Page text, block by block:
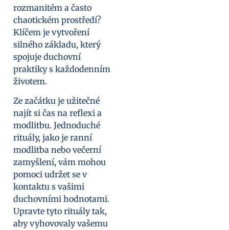
rozmanitém a často
chaotickém prostředí?
Klíčem je vytvoření
silného základu, který
spojuje duchovní
praktiky s každodenním
životem.
Ze začátku je užitečné
najít si čas na reflexi a
modlitbu. Jednoduché
rituály, jako je ranní
modlitba nebo večerní
zamyšlení, vám mohou
pomoci udržet se v
kontaktu s vašimi
duchovními hodnotami.
Upravte tyto rituály tak,
aby vyhovovaly vašemu